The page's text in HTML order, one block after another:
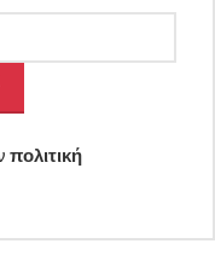
πολιτική